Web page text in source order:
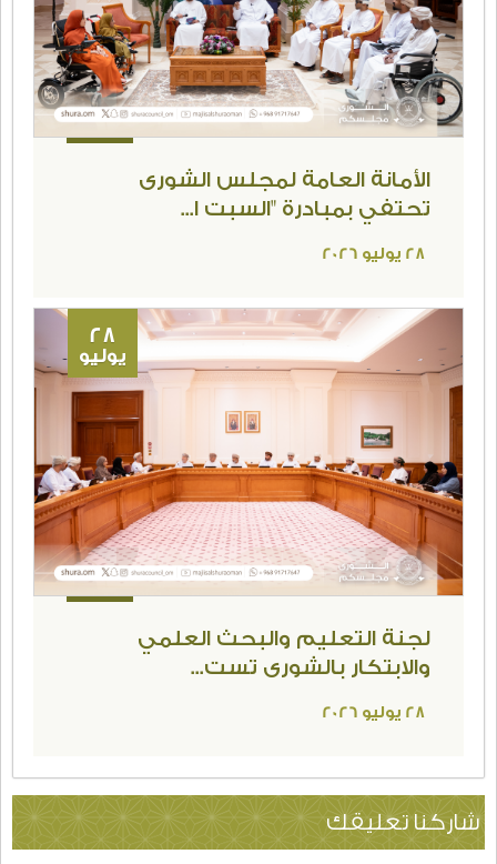
الأمانة العامة لمجلس الشورى
تحتفي بمبادرة "السبت ا...
28 يوليو 2026
28
يوليو
لجنة التعليم والبحث العلمي
والابتكار بالشورى تست...
28 يوليو 2026
شاركنا تعليقك